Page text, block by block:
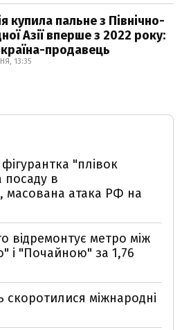
купила пальне з Північно-
Азії вперше з 2022 року:
продавець
13:35
"плівок
посаду в
масована атака РФ на
відремонтує метро між
і "Почайною" за 1,76
скоротилися міжнародні